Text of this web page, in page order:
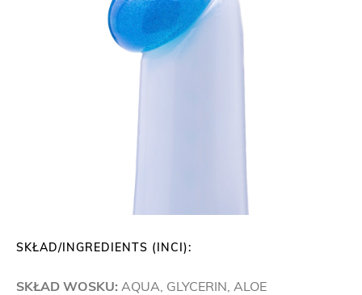
SKŁAD/INGREDIENTS (INCI):
SKŁAD WOSKU: AQUA, GLYCERIN, ALOE